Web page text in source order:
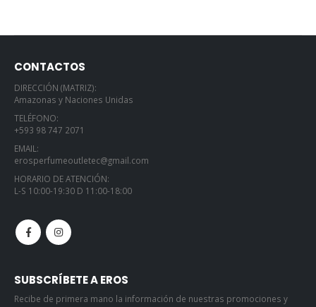
CONTACTOS
DIRECCIÓN (MATRIZ):
Amazonas y Naciones Unidas
TELÉFONO:
+593 98 747 2071
EMAIL:
erosperfumeoutletec@gmail.com
HORARIO DE ATENCIÓN:
L-S 10:00-19:30 D 11:00-18:00
SUBSCRÍBETE A EROS
Recibe de primera mano la información de nuestras promociones y